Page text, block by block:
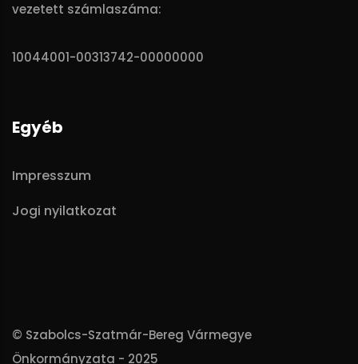
vezetett számlaszáma:
10044001-00313742-00000000
Egyéb
Impresszum
Jogi nyilatkozat
© Szabolcs-Szatmár-Bereg Vármegye
Önkormányzata - 2025